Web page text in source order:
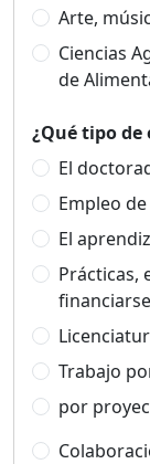
Arte,
Ciencias
de
¿Qué tipo de
El
Empleo
El aprendiz
Prácticas,
Trabajo
por